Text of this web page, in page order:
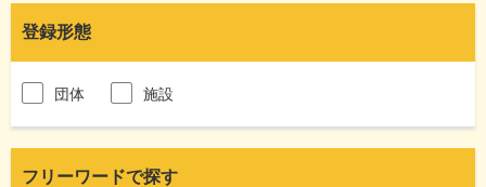
登録形態
団体 施設
フリーワードで探す